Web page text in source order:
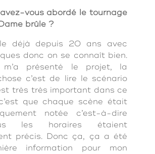
vous abordé le tournage
brûle ?
déjà depuis 20 ans avec
donc on se connaît bien.
présenté le projet, la
c’est de lire le scénario
très très important dans ce
que chaque scène était
notée c’est-à-dire
les horaires étaient
précis. Donc ça, ça a été
information pour mon